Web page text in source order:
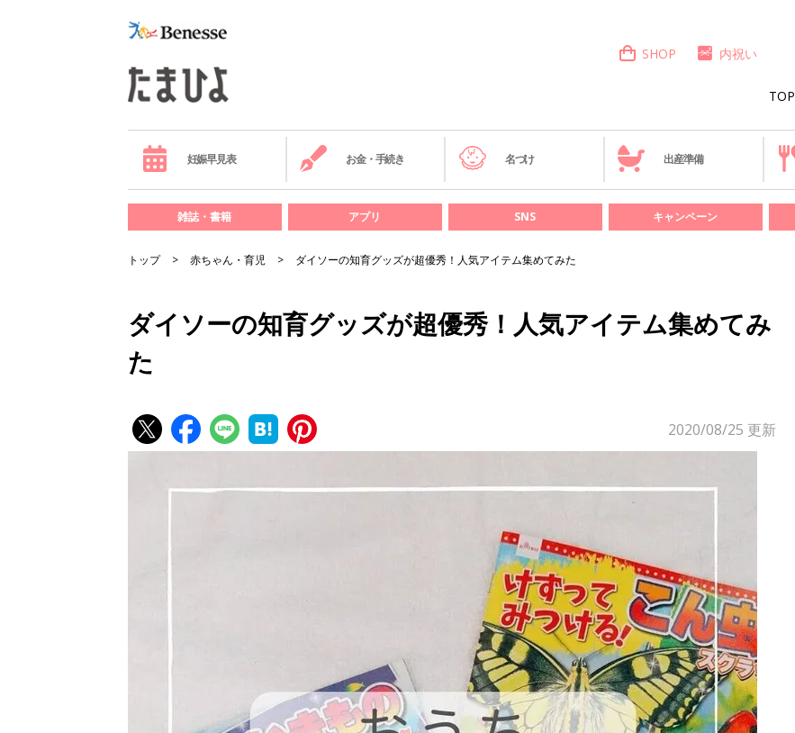
TOP
SHOP 内祝い
妊娠早見表 お金・手続き 名づけ 出産準備
雑誌・書籍 アプリ SNS キャンペーン
トップ 赤ちゃん・育児 ダイソーの知育グッズが超優秀！人気アイテム集めてみた
ダイソーの知育グッズが超優秀！人気アイテム集めてみ
た
2020/08/25 更新